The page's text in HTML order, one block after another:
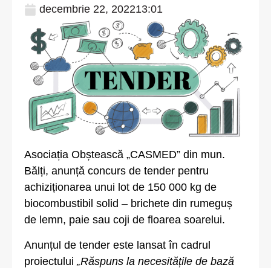
decembrie 22, 202213:01
Asociația Obștească „CASMED” din mun.
Bălți, anunță concurs de tender pentru
achiziționarea unui lot de 150 000 kg de
biocombustibil solid – brichete din rumeguș
de lemn, paie sau coji de floarea soarelui.
Anunțul de tender este lansat în cadrul
proiectului „Răspuns la necesitățile de bază